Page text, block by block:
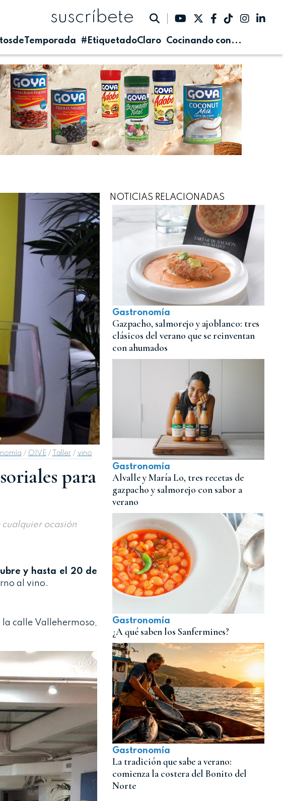
#EtiquetadoClaro
Cocinando con...
suscríbete
/ OIVE/ Taller/ vino
para
ocasión
y hasta el 20 de
al vino.
la calle Vallehermoso,
NOTICIAS RELACIONADAS
Gastronomía
Gazpacho, salmorejo y ajoblanco: tres
clásicos del verano que se reinventan
con ahumados
Gastronomía
Alvalle y María Lo, tres recetas de
gazpacho y salmorejo con sabor a
verano
Gastronomía
¿A qué saben los Sanfermines?
Gastronomía
La tradición que sabe a verano:
comienza la costera del Bonito del
Norte